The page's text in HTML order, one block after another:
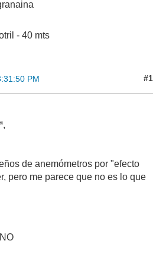
- 40 mts
PM #1
de anemómetros por "efecto
pero me parece que no es lo que